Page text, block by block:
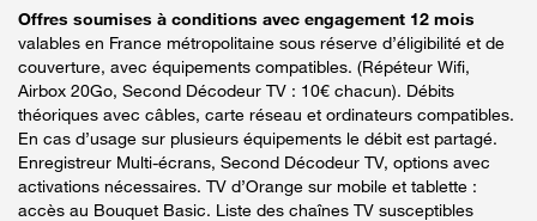
Offres soumises à conditions avec engagement 12 mois
valables en France métropolitaine sous réserve d’éligibilité et de
couverture, avec équipements compatibles. (Répéteur Wifi,
Airbox 20Go, Second Décodeur TV : 10€ chacun). Débits
théoriques avec câbles, carte réseau et ordinateurs compatibles.
En cas d’usage sur plusieurs équipements le débit est partagé.
Enregistreur Multi-écrans, Second Décodeur TV, options avec
activations nécessaires. TV d’Orange sur mobile et tablette :
accès au Bouquet Basic. Liste des chaînes TV susceptibles